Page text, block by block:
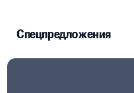
Спецпредложения